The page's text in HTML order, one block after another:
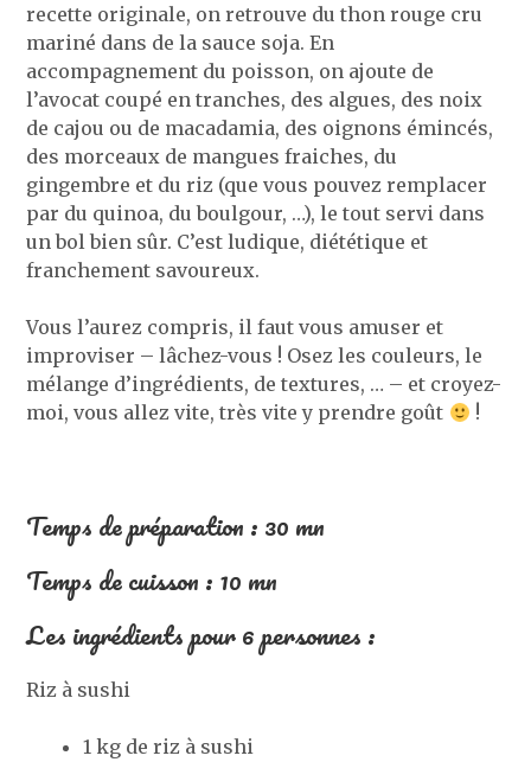
recette originale, on retrouve du thon rouge cru
mariné dans de la sauce soja. En
accompagnement du poisson, on ajoute de
l’avocat coupé en tranches, des algues, des noix
de cajou ou de macadamia, des oignons émincés,
des morceaux de mangues fraiches, du
gingembre et du riz (que vous pouvez remplacer
par du quinoa, du boulgour, …), le tout servi dans
un bol bien sûr. C’est ludique, diététique et
franchement savoureux.
Vous l’aurez compris, il faut vous amuser et
improviser – lâchez-vous ! Osez les couleurs, le
mélange d’ingrédients, de textures, … – et croyez-
moi, vous allez vite, très vite y prendre goût
!
Temps de préparation : 30 mn
Temps de cuisson : 10 mn
Les ingrédients pour 6 personnes :
Riz à sushi
1 kg de riz à sushi